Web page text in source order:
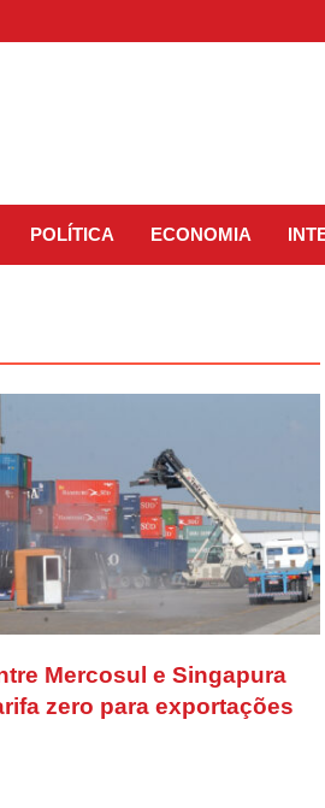
POLÍTICA ECONOMIA
Mercosul e Singapura
zero para exportações